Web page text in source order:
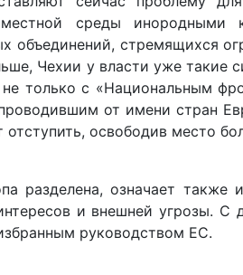
местной среды инородными
объединений, стремящихся
Чехии у власти уже такие
только с «Национальным
от имени стран
отступить, освободив место
разделена, означает
и внешней угрозы. С
руководством ЕС.